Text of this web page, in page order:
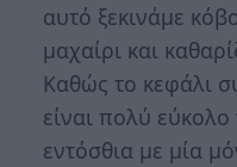
αυτό ξεκινάμε
μαχαίρι και
Καθώς το κεφάλι
είναι πολύ
εντόσθια με μία